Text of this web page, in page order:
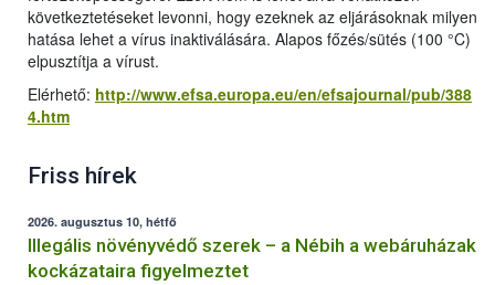
következtetéseket levonni, hogy ezeknek az eljárásoknak milyen
hatása lehet a vírus inaktiválására. Alapos főzés/sütés (100 °C)
elpusztítja a vírust.
Elérhető: http://www.efsa.europa.eu/en/efsajournal/pub/388
4.htm
Friss hírek
2026. augusztus 10, hétfő
Illegális növényvédő szerek – a Nébih a webáruházak
kockázataira figyelmeztet